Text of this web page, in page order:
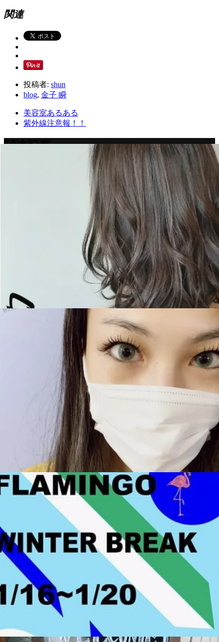
関連
投稿者: shun
blog, 金子 瞬
美容室あるある
紫外線注意報！！
関連記事
秋冬のフラミンゴお勧めトレンドカラー♪
成人式！！